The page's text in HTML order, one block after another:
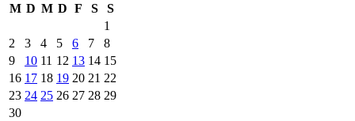
M D M D F S
S
1
2
3 4 5 6 7
8
9
10 11 12 13 14 15
16 17 18 19 20 21 22
23 24 25 26 27 28 29
30